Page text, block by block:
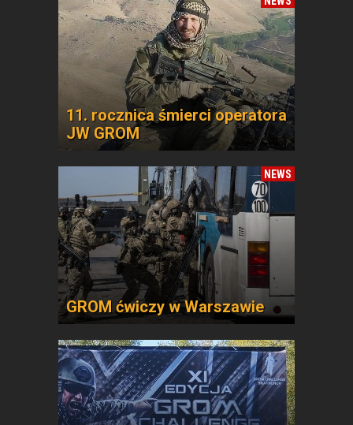
11. rocznica śmierci operatora
JW GROM
NEWS
GROM ćwiczy w Warszawie